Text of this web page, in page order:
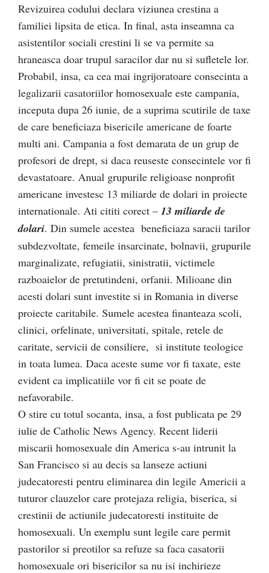
Revizuirea codului declara viziunea crestina a
familiei lipsita de etica. In final, asta inseamna ca
asistentilor sociali crestini li se va permite sa
hraneasca doar trupul saracilor dar nu si sufletele lor.
Probabil, insa, ca cea mai ingrijoratoare consecinta a
legalizarii casatoriilor homosexuale este campania,
inceputa dupa 26 iunie, de a suprima scutirile de taxe
de care beneficiaza bisericile americane de foarte
multi ani. Campania a fost demarata de un grup de
profesori de drept, si daca reuseste consecintele vor fi
devastatoare. Anual grupurile religioase nonprofit
americane investesc 13 miliarde de dolari in proiecte
internationale. Ati cititi corect – 13 miliarde de
dolari. Din sumele acestea beneficiaza saracii tarilor
subdezvoltate, femeile insarcinate, bolnavii, grupurile
marginalizate, refugiatii, sinistratii, victimele
razboaielor de pretutindeni, orfanii. Milioane din
acesti dolari sunt investite si in Romania in diverse
proiecte caritabile. Sumele acestea finanteaza scoli,
clinici, orfelinate, universitati, spitale, retele de
caritate, servicii de consiliere, si institute teologice
in toata lumea. Daca aceste sume vor fi taxate, este
evident ca implicatiile vor fi cit se poate de
nefavorabile.
O stire cu totul socanta, insa, a fost publicata pe 29
iulie de Catholic News Agency. Recent liderii
miscarii homosexuale din America s-au intrunit la
San Francisco si au decis sa lanseze actiuni
judecatoresti pentru eliminarea din legile Americii a
tuturor clauzelor care protejaza religia, biserica, si
crestinii de actiunile judecatoresti instituite de
homosexuali. Un exemplu sunt legile care permit
pastorilor si preotilor sa refuze sa faca casatorii
homosexuale ori bisericilor sa nu isi inchirieze